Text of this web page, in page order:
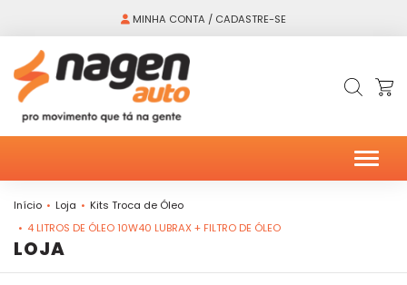
MINHA CONTA / CADASTRE-SE
Início Loja
Kits Troca de Óleo
4 LITROS DE ÓLEO 10W40 LUBRAX + FILTRO DE ÓLEO
LOJA